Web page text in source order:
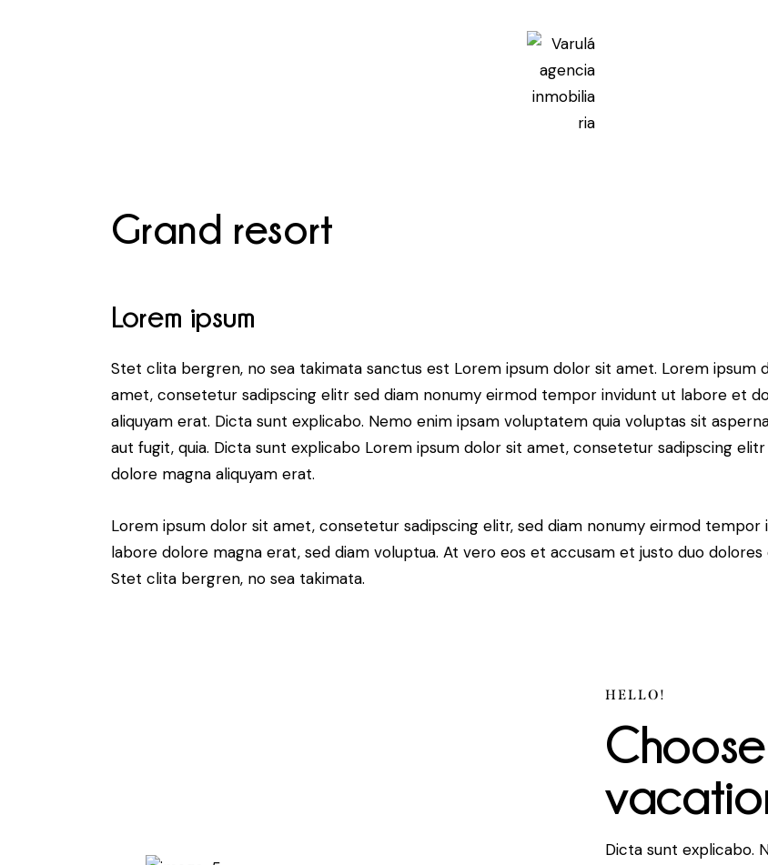
Grand resort
Lorem ipsum
Stet clita bergren, no sea takimata sanctus est Lorem ipsum dolor sit amet. Lorem ipsum
amet, consetetur sadipscing elitr sed diam nonumy eirmod tempor invidunt ut labore et
aliquyam erat. Dicta sunt explicabo. Nemo enim ipsam voluptatem quia voluptas sit
aut fugit, quia. Dicta sunt explicabo Lorem ipsum dolor sit amet, consetetur sadipscing
dolore magna aliquyam erat.
Lorem ipsum dolor sit amet, consetetur sadipscing elitr, sed diam nonumy eirmod tempor
labore dolore magna erat, sed diam voluptua. At vero eos et accusam et justo duo
Stet clita bergren, no sea takimata.
HELLO!
Dicta sunt explicabo.